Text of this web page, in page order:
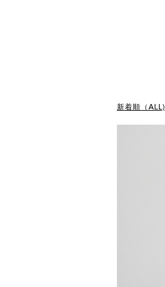
新着順（ALL)